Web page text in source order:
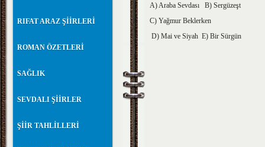
RIFAT ARAZ ŞİİRLERİ
ROMAN ÖZETLERİ
SAĞLIK
SEVDALI ŞİİRLER
ŞİİR TAHLİLLERİ
A) Araba Sevdası B) Sergüzeşt
C) Yağmur Beklerken
D) Mai ve Siyah E) Bir Sürgün